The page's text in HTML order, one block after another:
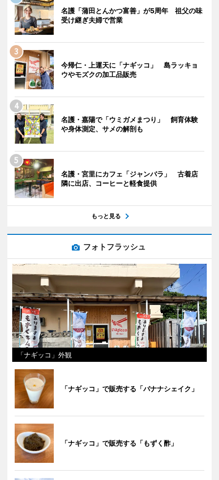
名護「蒲田とんかつ富善」が5周年 祖父の味
受け継ぎ夫婦で営業
今帰仁・上運天に「ナギッコ」 島ラッキョ
ウやモズクの加工品販売
名護・嘉陽で「ウミガメまつり」 飼育体験
や身体測定、サメの解剖も
名護・宮里にカフェ「ジャンバラ」 古着店
隣に出店、コーヒーと軽食提供
もっと見る
フォトフラッシュ
「ナギッコ」外観
「ナギッコ」で販売する「バナナシェイク」
「ナギッコ」で販売する「もずく酢」